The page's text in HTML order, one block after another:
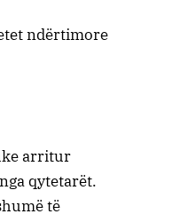
ndërtimore
arritur
qytetarët.
të